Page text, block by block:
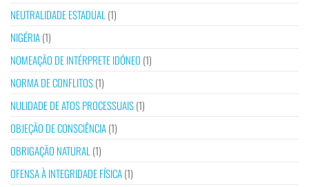
NEUTRALIDADE ESTADUAL (1)
NIGÉRIA(1)
NOMEAÇÃO DE INTÉRPRETE IDÓNEO (1)
NORMA DE CONFLITOS(1)
NULIDADE DE ATOS PROCESSUAIS(1)
OBJEÇÃO DE CONSCIÊNCIA(1)
OBRIGAÇÃO NATURAL (1)
OFENSA À INTEGRIDADE FÍSICA(1)